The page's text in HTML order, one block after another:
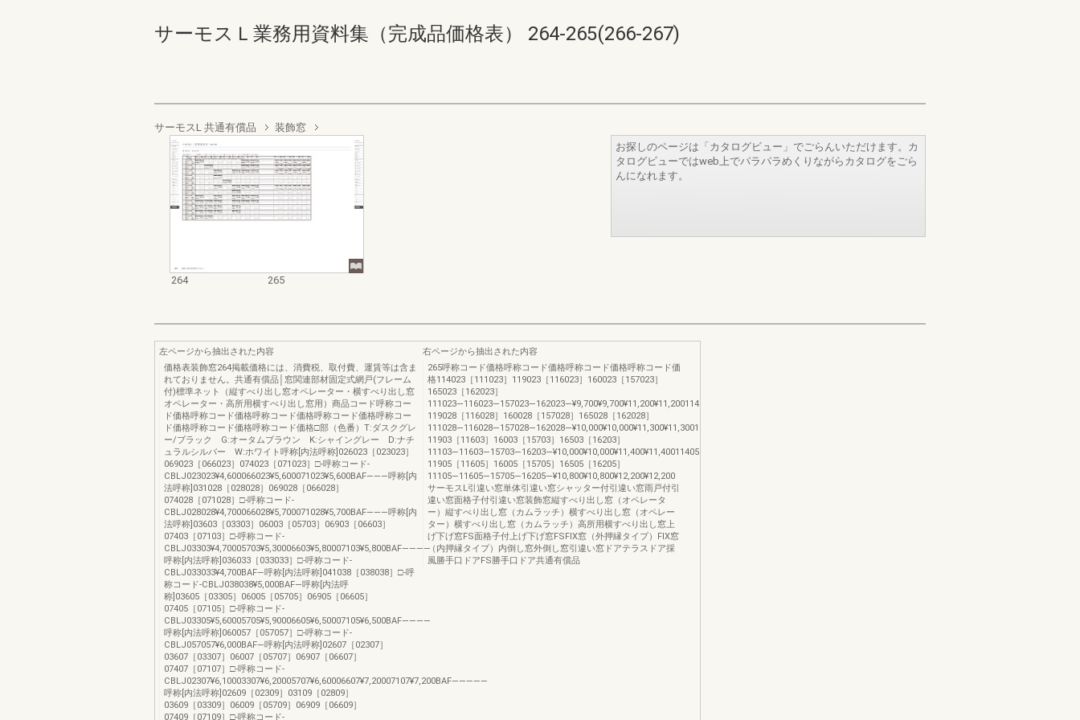
サーモスＬ業務用資料集（完成品価格表） 264-265(266-267)
サーモスL 共通有償品 装飾窓
264 265
お探しのページは「カタログビュー」でごらんいただけます。カ
タログビューではweb上でパラパラめくりながらカタログをごら
んになれます。
左ページから抽出された内容
価格表装飾窓264掲載価格には、消費税、取付費、運賃等は含ま
れておりません。共通有償品│窓関連部材固定式網戸(フレーム
付)標準ネット（縦すべり出し窓オペレーター・横すべり出し窓
オペレーター・高所用横すべり出し窓用）商品コード呼称コー
ド価格呼称コード価格呼称コード価格呼称コード価格呼称コー
ド価格呼称コード価格呼称コード価格□部（色番）T:ダスクグレ
ー/ブラック G:オータムブラウン K:シャイングレー D:ナチ
ュラルシルバー W:ホワイト呼称[内法呼称]026023［023023］
069023［066023］074023［071023］□-呼称コード-
CBLJ023023¥4,600066023¥5,600071023¥5,600BAF―――呼称[内
法呼称]031028［028028］069028［066028］
074028［071028］□-呼称コード-
CBLJ028028¥4,700066028¥5,700071028¥5,700BAF―――呼称[内
法呼称]03603［03303］06003［05703］06903［06603］
07403［07103］□-呼称コード-
CBLJ03303¥4,70005703¥5,30006603¥5,80007103¥5,800BAF――――
呼称[内法呼称]036033［033033］□-呼称コード-
CBLJ033033¥4,700BAF―呼称[内法呼称]041038［038038］□-呼
称コード-CBLJ038038¥5,000BAF―呼称[内法呼
称]03605［03305］06005［05705］06905［06605］
07405［07105］□-呼称コード-
CBLJ03305¥5,60005705¥5,90006605¥6,50007105¥6,500BAF――――
呼称[内法呼称]060057［057057］□-呼称コード-
CBLJ057057¥6,000BAF―呼称[内法呼称]02607［02307］
03607［03307］06007［05707］06907［06607］
07407［07107］□-呼称コード-
CBLJ02307¥6,10003307¥6,20005707¥6,60006607¥7,20007107¥7,200BAF―――――
呼称[内法呼称]02609［02309］03109［02809］
03609［03309］06009［05709］06909［06609］
07409［07109］□-呼称コード-
右ページから抽出された内容
265呼称コード価格呼称コード価格呼称コード価格呼称コード価
格114023［111023］119023［116023］160023［157023］
165023［162023］
111023―116023―157023―162023―¥9,700¥9,700¥11,200¥11,200114028［111028］
119028［116028］160028［157028］165028［162028］
111028―116028―157028―162028―¥10,000¥10,000¥11,300¥11,30011403［11103］
11903［11603］16003［15703］16503［16203］
11103―11603―15703―16203―¥10,000¥10,000¥11,400¥11,40011405［11105］
11905［11605］16005［15705］16505［16205］
11105―11605―15705―16205―¥10,800¥10,800¥12,200¥12,200
サーモスL引違い窓単体引違い窓シャッター付引違い窓雨戸付引
違い窓面格子付引違い窓装飾窓縦すべり出し窓（オペレータ
ー）縦すべり出し窓（カムラッチ）横すべり出し窓（オペレー
ター）横すべり出し窓（カムラッチ）高所用横すべり出し窓上
げ下げ窓FS面格子付上げ下げ窓FSFIX窓（外押縁タイプ）FIX窓
（内押縁タイプ）内倒し窓外倒し窓引違い窓ドアテラスドア採
風勝手口ドアFS勝手口ドア共通有償品